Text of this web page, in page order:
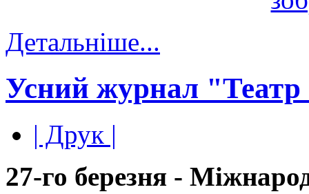
Детальніше...
Усний журнал
| Друк |
27-го березня -